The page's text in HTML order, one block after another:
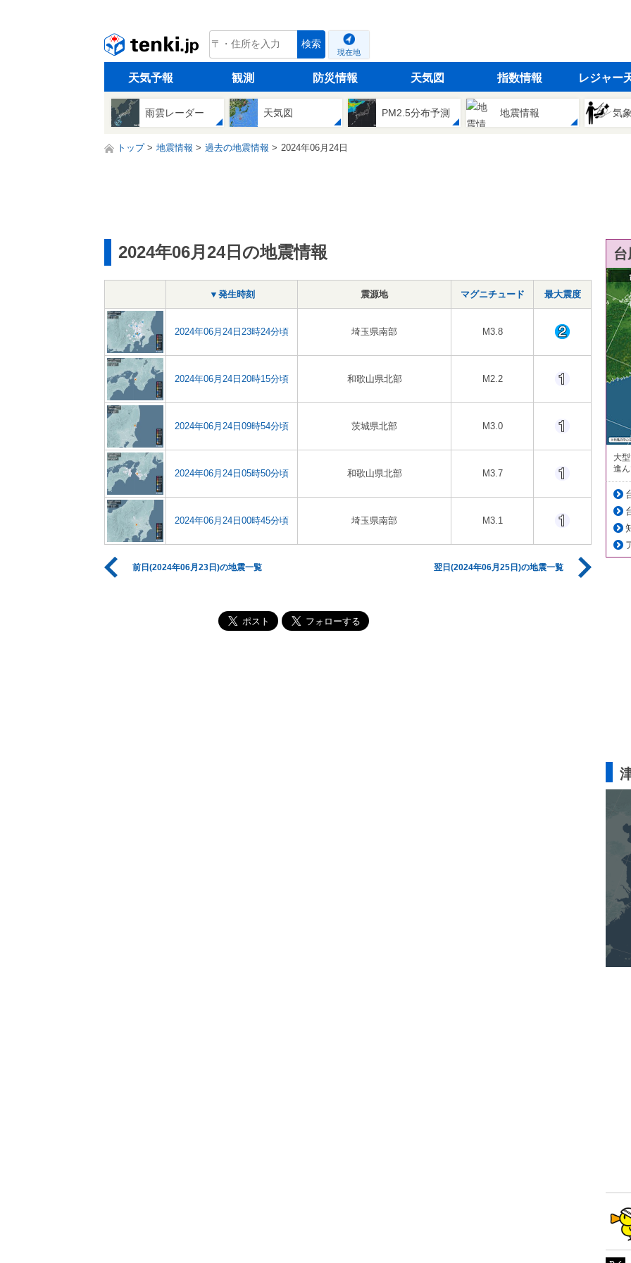
tenki.jp 検索
現在地
天気予報 観測 防災情報 天気図 指数情報 レジャー
雨雲レーダー 天気図 PM2.5分布予測 地震情報 気
トップ 地震情報 過去の地震情報 2024年06月24日
2024年06月24日の地震情報
▼発生時刻 震源地 マグニチュード 最大震度
2024年06月24日23時24分頃 埼玉県南部 M3.8
2024年06月24日20時15分頃 和歌山県北部 M2.2
2024年06月24日09時54分頃 茨城県北部 M3.0
2024年06月24日05時50分頃 和歌山県北部 M3.7
2024年06月24日00時45分頃 埼玉県南部 M3.1
前日(2024年06月23日)の地震一覧 翌日(2024年06月25日)の地震一覧
大
進